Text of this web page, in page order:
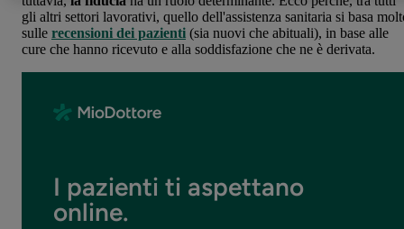
gli altri settori lavorativi, quello dell'assistenza sanitaria si basa
sulle recensioni dei pazienti (sia nuovi che abituali), in base alle
cure che hanno ricevuto e alla soddisfazione che ne è derivata.
I pazienti ti aspettano
online.